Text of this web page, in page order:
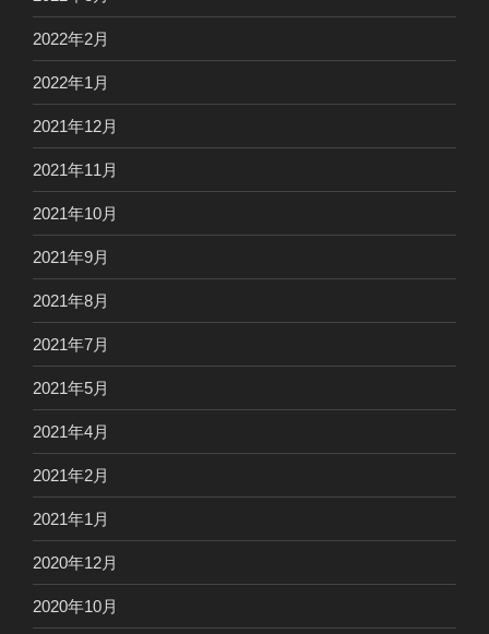
2022年2月
2022年1月
2021年12月
2021年11月
2021年10月
2021年9月
2021年8月
2021年7月
2021年5月
2021年4月
2021年2月
2021年1月
2020年12月
2020年10月